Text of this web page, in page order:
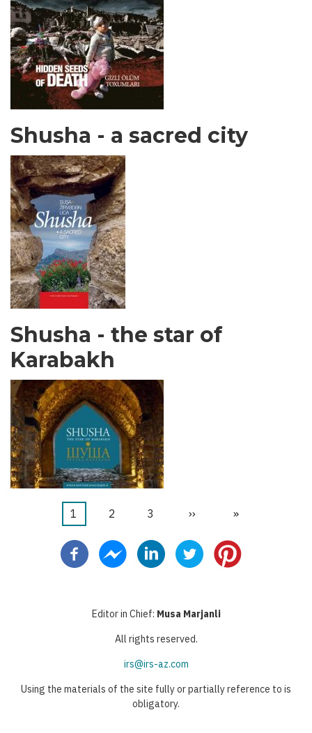
Shusha - a sacred city
Shusha - the star of
Karabakh
Pagination
Halaman
1 Halaman
2 Halaman
3
Halaman
››
Last
»
Editor in Chief: Musa Marjanli
All rights reserved.
irs@irs-az.com
Using the materials of the site fully or partially reference to is
obligatory.